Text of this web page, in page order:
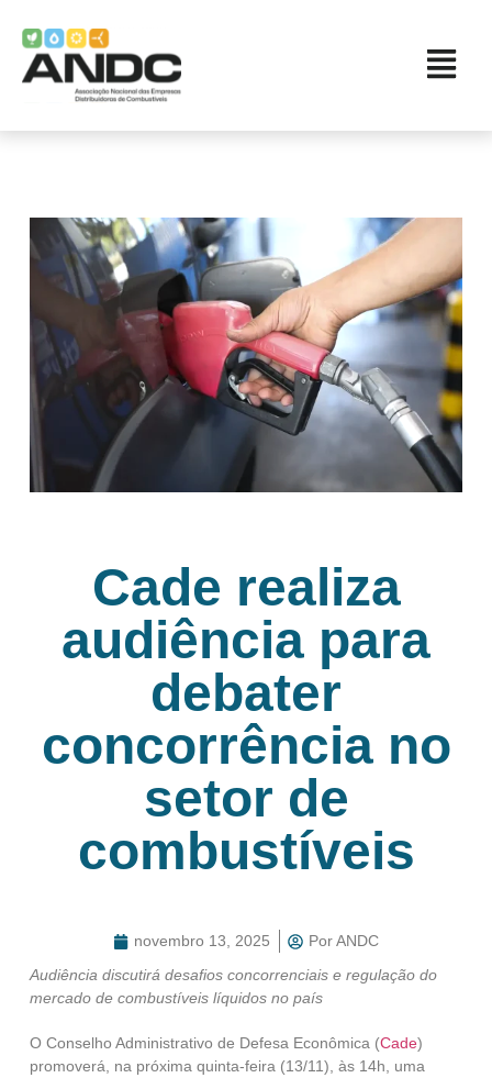
Cade realiza
audiência para
debater
concorrência no
setor de
combustíveis
novembro 13, 2025 PorANDC
Audiência discutirá desafios concorrenciais e regulação do
mercado de combustíveis líquidos no país
O Conselho Administrativo de Defesa Econômica (Cade)
promoverá, na próxima quinta-feira (13/11), às 14h, uma